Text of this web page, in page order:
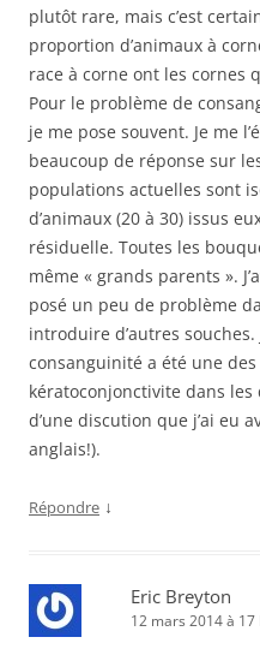
plutôt rare, mais c’est
proportion d’animaux à
race à corne ont les cornes
Pour le problème de
je me pose souvent. Je me
beaucoup de réponse sur
populations actuelles sont
d’animaux (20 à 30) issus
résiduelle. Toutes les
même « grands parents ».
posé un peu de problème
introduire d’autres
consanguinité a été une
kératoconjonctivite dans les
d’une discution que j’ai eu
anglais!).
Répondre ↓
Eric Breyton
12 mars 2014 à 17